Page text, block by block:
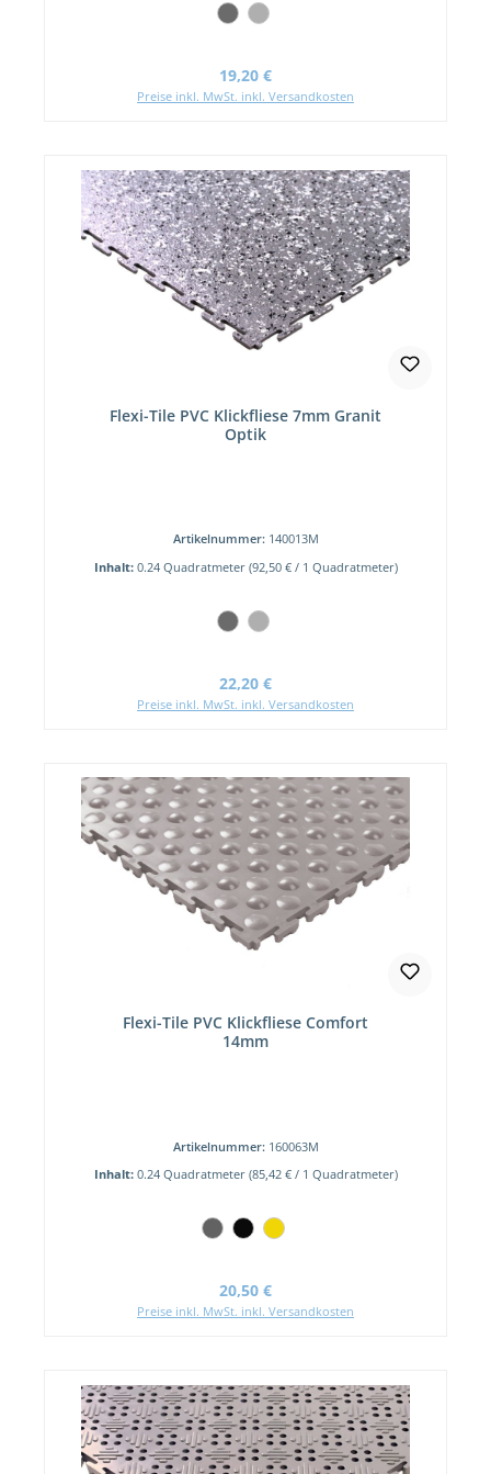
Regulärer Preis:
19,20 €
Preise inkl. MwSt. inkl. Versandkosten
Flexi-Tile PVC Klickfliese 7mm Granit
Optik
Artikelnummer: 140013M
Inhalt: 0.24 Quadratmeter (92,50 € / 1 Quadratmeter)
Regulärer Preis:
22,20 €
Preise inkl. MwSt. inkl. Versandkosten
Flexi-Tile PVC Klickfliese Comfort
14mm
Artikelnummer: 160063M
Inhalt: 0.24 Quadratmeter (85,42 € / 1 Quadratmeter)
Regulärer Preis:
20,50 €
Preise inkl. MwSt. inkl. Versandkosten